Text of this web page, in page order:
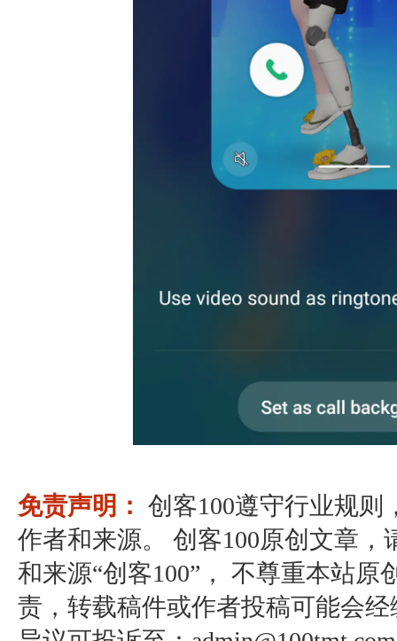
免责声明： 创客100遵守行业规则
作者和来源。 创客100原创文章
和来源“创客100”， 不尊重本站原
责，转载稿件或作者投稿可能会